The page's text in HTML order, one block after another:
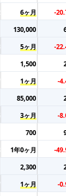
6ヶ月
-
130,000
5ヶ月
-
1,500
1ヶ月
-
85,000
3ヶ月
-
700
1年0ヶ月
-
2,300
1ヶ月
-